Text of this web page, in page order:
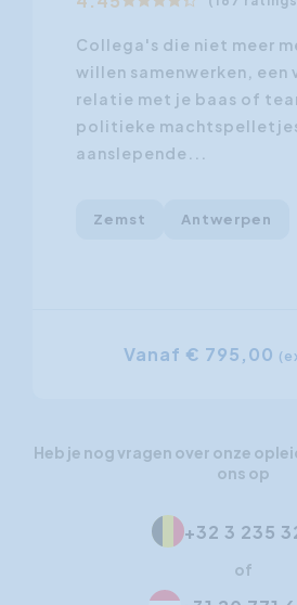
Collega's die niet meer
willen samenwerken, een
relatie met je baas of
politieke
aanslepende...
Zemst Antwerpen
Vanaf € 795,00
Heb je nog vragen over onze
ons op
+32 3 235
of